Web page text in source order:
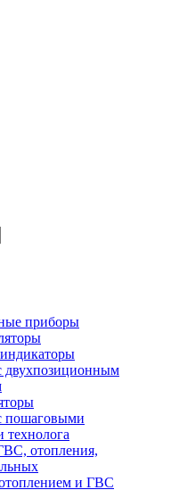
приборы
двухпозиционным
пошаговыми
технолога
отопления,
и ГВС